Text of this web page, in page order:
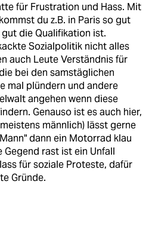
für Frustration und Hass. Mit
du z.B. in Paris so gut
die Qualifikation ist.
Sozialpolitik nicht alles
auch Leute Verständnis für
bei den samstäglichen
mal plündern und andere
angehen wenn diese
Genauso ist es auch hier,
männlich) lässt gerne
dann ein Motorrad klau
Gegend rast ist ein Unfall
für soziale Proteste, dafür
Gründe.